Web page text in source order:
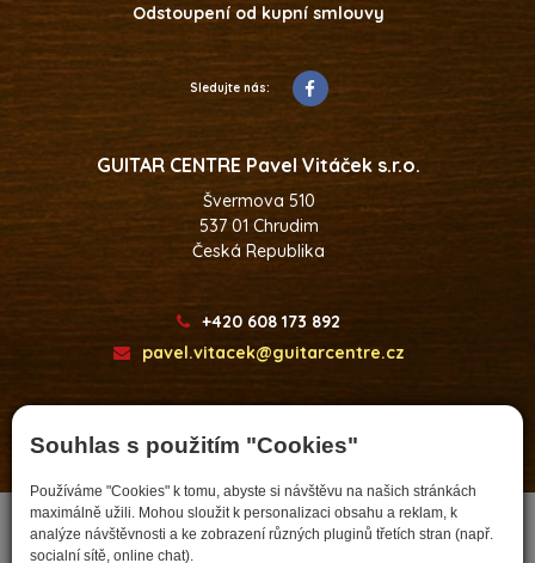
Souhlas s použitím "Cookies"
Používáme "Cookies" k tomu, abyste si návštěvu na našich stránkách
maximálně užili. Mohou sloužit k personalizaci obsahu a reklam, k
analýze návštěvnosti a ke zobrazení různých pluginů třetích stran (např.
socialní sítě, online chat).
Odstoupení od kupní smlouvy
Sledujte nás:
GUITAR CENTRE Pavel Vitáček s.r.o.
Švermova 510
537 01 Chrudim
Česká Republika
+420 608 173 892
pavel.vitacek@guitarcentre.cz